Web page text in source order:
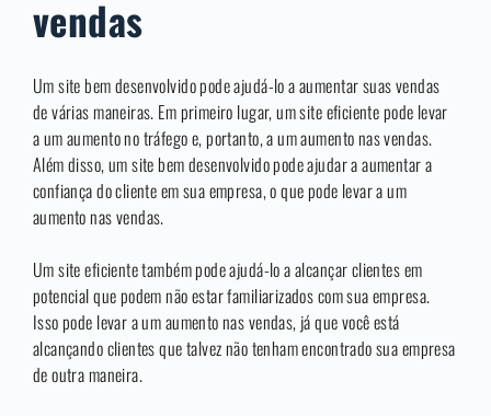
vendas
Um site bem desenvolvido pode ajudá-lo a aumentar suas vendas
de várias maneiras. Em primeiro lugar, um site eficiente pode levar
a um aumento no tráfego e, portanto, a um aumento nas vendas.
Além disso, um site bem desenvolvido pode ajudar a aumentar a
confiança do cliente em sua empresa, o que pode levar a um
aumento nas vendas.
Um site eficiente também pode ajudá-lo a alcançar clientes em
potencial que podem não estar familiarizados com sua empresa.
Isso pode levar a um aumento nas vendas, já que você está
alcançando clientes que talvez não tenham encontrado sua empresa
de outra maneira.